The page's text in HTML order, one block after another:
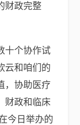
财政完整
十个协作试
云和咱们的
，协助医疗
财政和临床
今日举办的